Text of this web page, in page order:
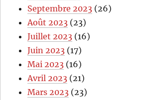
Septembre 2023 (26)
Août 2023 (23)
Juillet 2023 (16)
Juin 2023 (17)
Mai 2023 (16)
Avril 2023 (21)
Mars 2023 (23)